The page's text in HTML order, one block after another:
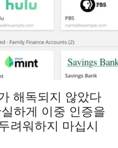
해독되지 않았다
하게 이중 인증을
려워하지 마십시